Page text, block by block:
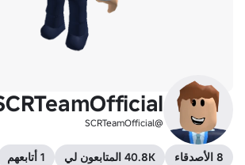
@SCRTeamOfficial
8 الأصدقاء 40.8K المتابعون لي
1 أتابعهم